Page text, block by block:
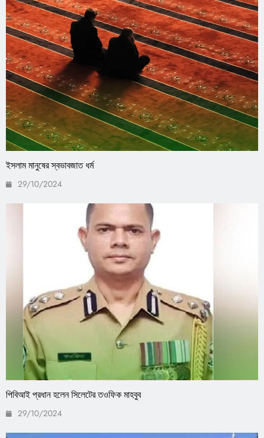
ইসলাম মানুষের স্বভাবজাত ধর্ম
29/10/2024
পিবিআই প্রধান হলেন সিলেটের তওফিক মাহবুব
29/10/2024